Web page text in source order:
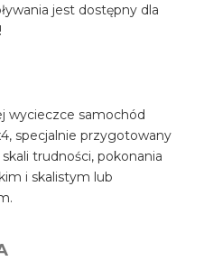
jest dostępny dla
wycieczce samochód
specjalnie przygotowany
trudności, pokonania
i skalistym lub